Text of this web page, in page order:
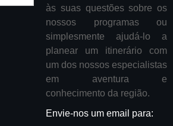
às suas questões sobre os
nossos programas ou
simplesmente ajudá-lo a
planear um itinerário com
um dos nossos especialistas
em aventura e
conhecimento da região.
Envie-nos um email para: